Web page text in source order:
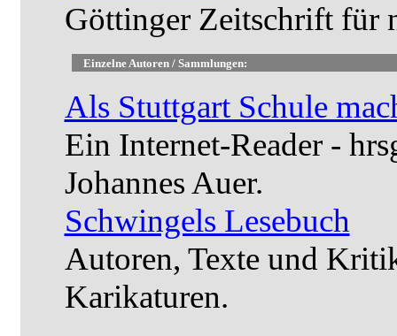
Göttinger Zeitschrift für
Einzelne Autoren / Sammlungen:
Als Stuttgart Schule
Ein Internet-Reader -
Johannes Auer.
Schwingels Lesebuch
Autoren, Texte und
Karikaturen.